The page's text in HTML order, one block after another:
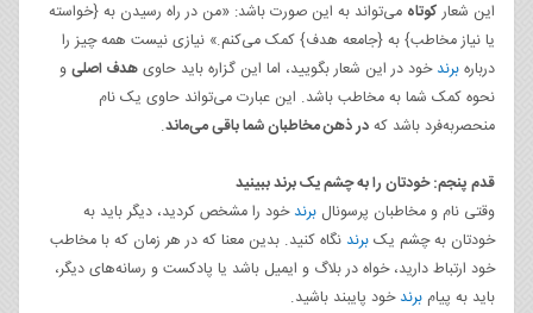
این شعارکوتاه می‌تواند به این صورت باشد: «من در راه رسیدن به {خواسته
یا نیاز مخاطب} به {جامعه هدف} کمک می‌کنم.» نیازی نیست همه چیز را
دربارهبرندخود در این شعار بگویید، اما این گزاره باید حاویهدف اصلیو
نحوه کمک شما به مخاطب باشد. این عبارت می‌تواند حاوی یک نام
منحصربه‌فرد باشد کهدر ذهن مخاطبان شما باقی می‌ماند.
قدم پنجم: خودتان را به چشم یک برند ببینید
وقتی نام و مخاطبان پرسونال برندخود را مشخص کردید، دیگر باید به
خودتان به چشم یکبرند نگاه کنید. بدین معنا که در هر زمان که با مخاطب
خود ارتباط دارید، خواه در بلاگ و ایمیل باشد یا پادکست و رسانه‌های دیگر،
باید به پیام برندخود پایبند باشید.